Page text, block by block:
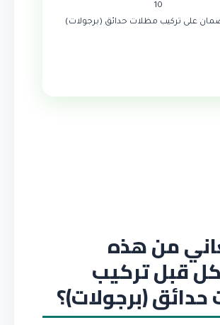
10
على تركيب مظلات حدائق (برجولات)
من هذه
قبل تركيب
(برجولات)؟